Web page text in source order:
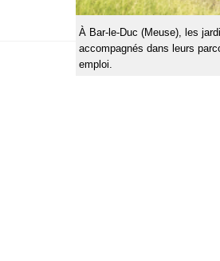
À Bar-le-Duc (Meuse), les
accompagnés dans leurs
emploi.